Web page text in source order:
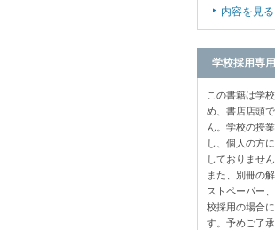
内容を見
学校採用専
この書籍は学
め、書店店頭
ん。学校の授
し、個人の方
しておりません
また、別冊の
ストペーパー
校採用の場合
す。予めご了承